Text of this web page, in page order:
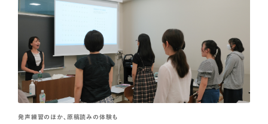
発声練習のほか、原稿読みの体験も